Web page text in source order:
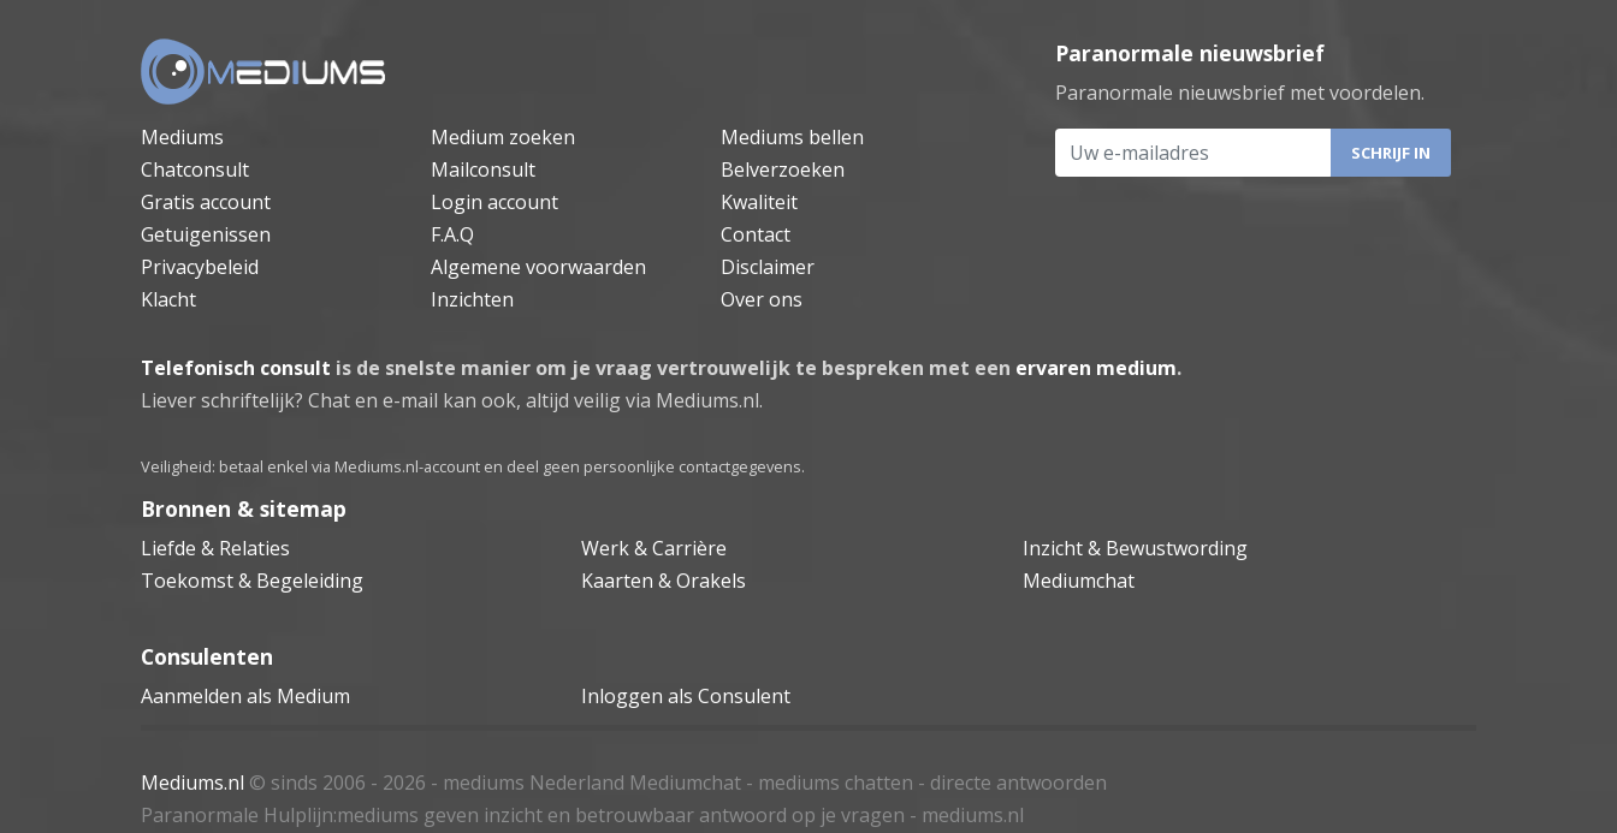
Mediums Medium zoeken
Mediums bellen
Chatconsult
Mailconsult
Belverzoeken
Gratis account
Login account
Kwaliteit
Getuigenissen
F.A.Q
Contact
Privacybeleid
Algemene voorwaarden
Disclaimer
Klacht
Inzichten Over ons
Paranormale nieuwsbrief
Paranormale nieuwsbrief met voordelen.
Uw e-mailadres
Telefonisch consult is de snelste manier om je vraag vertrouwelijk te bespreken met een ervaren medium.
Liever schriftelijk? Chat en e-mail kan ook, altijd veilig via Mediums.nl.
Veiligheid: betaal enkel via Mediums.nl-account en deel geen persoonlijke contactgegevens.
Bronnen & sitemap
Liefde & Relaties Werk & Carrière
Inzicht & Bewustwording
Toekomst & Begeleiding
Kaarten & Orakels Mediumchat
Consulenten
Aanmelden als Medium Inloggen als Consulent
Mediums.nl © sinds 2006 - 2026 - mediums Nederland Mediumchat - mediums chatten - directe antwoorden
Paranormale Hulplijn:mediums geven inzicht en betrouwbaar antwoord op je vragen - mediums.nl